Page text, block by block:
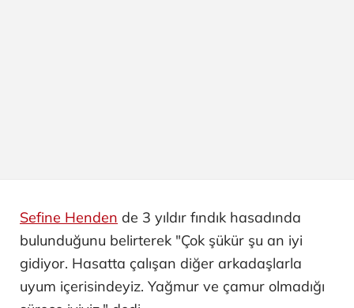
Sefine Henden de 3 yıldır fındık hasadında
bulunduğunu belirterek "Çok şükür şu an iyi
gidiyor. Hasatta çalışan diğer arkadaşlarla
uyum içerisindeyiz. Yağmur ve çamur olmadığı